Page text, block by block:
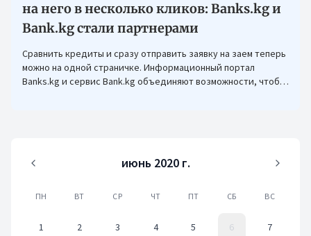
на него в несколько кликов: Banks.kg и
Bank.kg стали партнерами
Сравнить кредиты и сразу отправить заявку на заем теперь
можно на одной страничке. Информационный портал
Banks.kg и сервис Bank.kg объединяют возможности, чтобы
июнь 2020 г.
ПН ВТ СР ЧТ ПТ СБ ВС
1 2 3 4 5 6 7